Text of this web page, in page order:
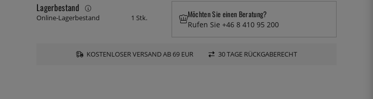
Lagerbestand
Online-Lagerbestand 1 Stk. Möchten Sie einen Beratung?
Rufen Sie +46 8 410 95 200
KOSTENLOSER VERSAND AB 69 EUR 30 TAGE RÜCKGABERECHT